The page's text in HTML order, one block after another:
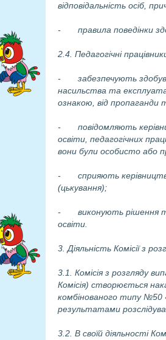
відповідальність осіб,
- правила поведінки
2.4. Педагогічні
- забезпечують
насильства та
ознакою, від пропаганди
- повідомляють
освіти, педагогічних
вони були особисто або
- сприяють керівництву
(цькування);
- виконують рішення та
освіти.
3. Діяльність Комісії з
3.1. Комісія з розгляду
Комісія) створюється
комбінованого типу №50
результатами
3.2. В своїй діяльності